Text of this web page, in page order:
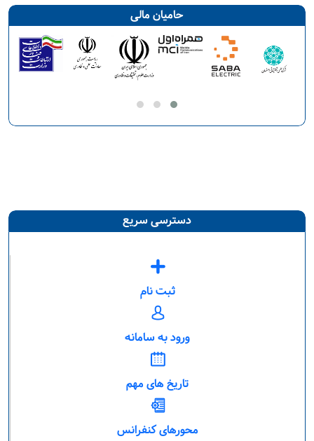
حامیان مالی
دسترسی سریع
ثبت نام
ورود به سامانه
تاریخ های مهم
محورهای کنفرانس